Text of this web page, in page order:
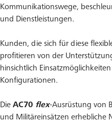
Kommunikationswege,
und Dienstleistungen.
Kunden, die sich für diese
profitieren von der
hinsichtlich
Konfigurationen.
Die AC70 flex-Ausrüstung von
und Militäreinsätzen erhebliche